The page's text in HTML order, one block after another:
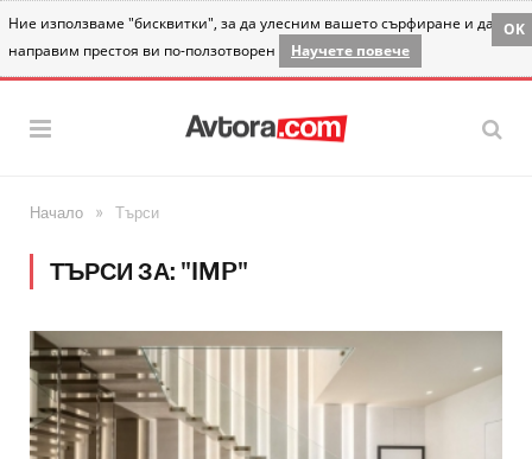
Ние използваме "бисквитки", за да улесним вашето сърфиране и да
направим престоя ви по-ползотворен
Научете повече
OK
Начало » Търси
ТЪРСИ ЗА: "IMP"